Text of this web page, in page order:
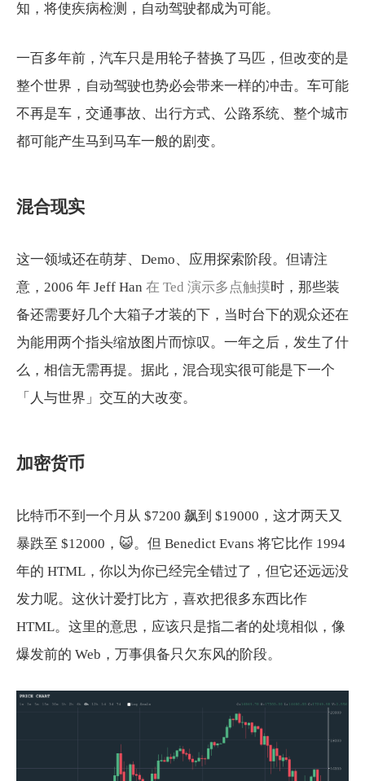
知，将使疾病检测，自动驾驶都成为可能。
一百多年前，汽车只是用轮子替换了马匹，但改变的是
整个世界，自动驾驶也势必会带来一样的冲击。车可能
不再是车，交通事故、出行方式、公路系统、整个城市
都可能产生马到马车一般的剧变。
混合现实
这一领域还在萌芽、Demo、应用探索阶段。但请注
意，2006 年 Jeff Han 在 Ted 演示多点触摸时，那些装
备还需要好几个大箱子才装的下，当时台下的观众还在
为能用两个指头缩放图片而惊叹。一年之后，发生了什
么，相信无需再提。据此，混合现实很可能是下一个
「人与世界」交互的大改变。
加密货币
比特币不到一个月从 $7200 飙到 $19000，这才两天又
暴跌至 $12000，😺。但 Benedict Evans 将它比作 1994
年的 HTML，你以为你已经完全错过了，但它还远远没
发力呢。这伙计爱打比方，喜欢把很多东西比作
HTML。这里的意思，应该只是指二者的处境相似，像
爆发前的 Web，万事俱备只欠东风的阶段。